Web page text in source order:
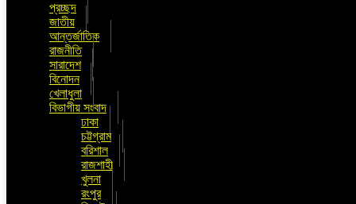
প্রচ্ছদ
জাতীয়
আন্তর্জাতিক
রাজনীতি
সারাদেশ
বিনোদন
খেলাধুলা
বিভাগীয় সংবাদ
ঢাকা
চট্টগ্রাম
বরিশাল
রাজশাহী
খুলনা
রংপুর